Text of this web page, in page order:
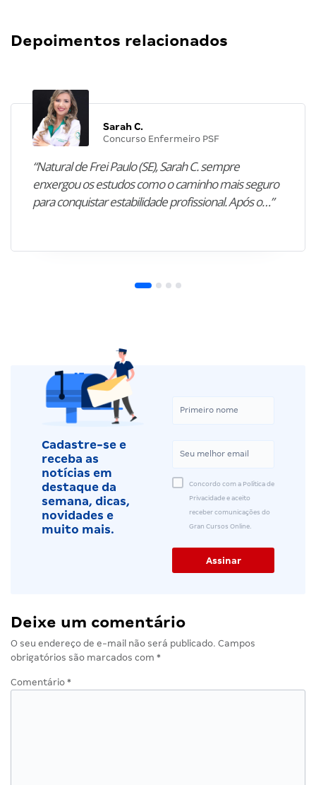
Depoimentos relacionados
Sarah C.
Concurso Enfermeiro PSF
“Natural de Frei Paulo (SE), Sarah C. sempre
enxergou os estudos como o caminho mais seguro
para conquistar estabilidade profissional. Após o…”
Cadastre-se e
receba as
notícias em
destaque da
semana, dicas,
novidades e
muito mais.
Concordo com a Política de
Privacidade e aceito
receber comunicações do
Gran Cursos Online.
Deixe um comentário
O seu endereço de e-mail não será publicado. Campos
obrigatórios são marcados com *
Comentário *